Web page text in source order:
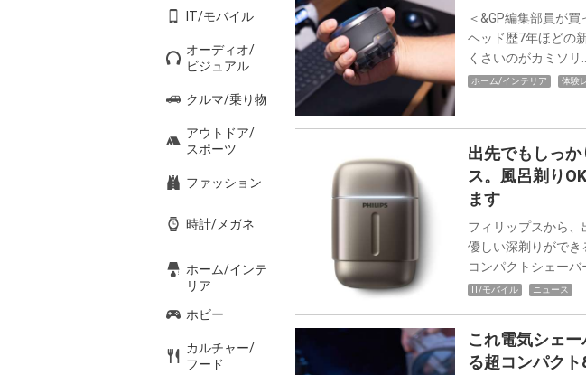
IT/モバイル
オーディオ/
ビジュアル
クルマ/乗り物
アウトドア/
スポーツ
ファッション
時計/メガネ
ホーム/インテ
リア
ホビー
カルチャー/
フード
＜&GP編集部員が
ヘッド歴7年ほどの
くさいのがカミソリ…
ホーム/インテリア 体験
出先でもしっ
ス。風呂剃り
ます
フィリップスから
優しい深剃りができ
コンパクトシェーバ
IT/モバイル ニュース
これ電気シェ
る超コンパク